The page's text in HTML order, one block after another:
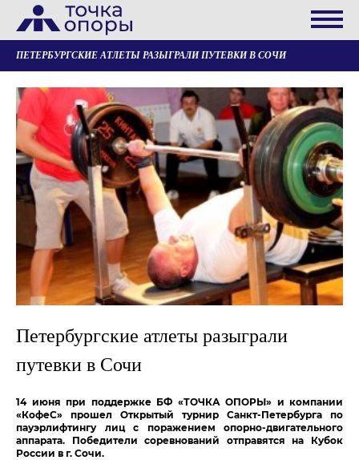
ПЕТЕРБУРГСКИЕ АТЛЕТЫ РАЗЫГРАЛИ ПУТЕВКИ В СОЧИ
Петербургские атлеты разыграли
путевки в Сочи
14 июня при поддержке БФ «ТОЧКА ОПОРЫ» и компании
«КофеС» прошел Открытый турнир Санкт-Петербурга по
пауэрлифтингу лиц с поражением опорно-двигательного
аппарата. Победители соревнований отправятся на Кубок
России в г. Сочи.